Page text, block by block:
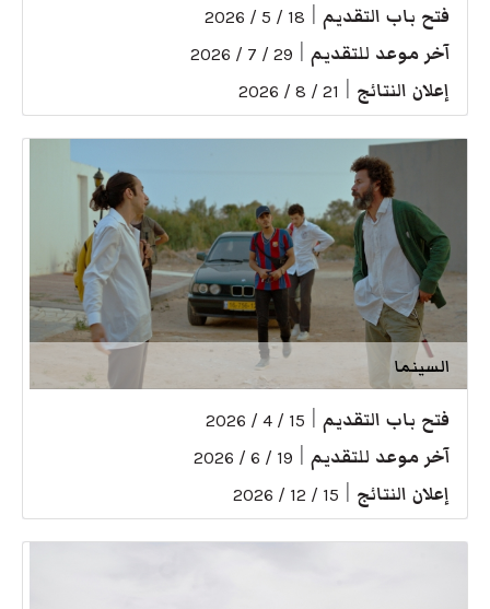
فتح باب التقديم 18 / 5 / 2026
آخر موعد للتقديم 29 / 7 / 2026
إعلان النتائج 21 / 8 / 2026
السينما
فتح باب التقديم 15 / 4 / 2026
آخر موعد للتقديم 19 / 6 / 2026
إعلان النتائج 15 / 12 / 2026